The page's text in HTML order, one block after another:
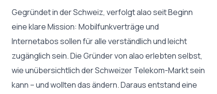
Gegründet in der Schweiz, verfolgt alao seit Beginn
eine klare Mission: Mobilfunkverträge und
Internetabos sollen für alle verständlich und leicht
zugänglich sein. Die Gründer von alao erlebten selbst,
wie unübersichtlich der Schweizer Telekom-Markt sein
kann – und wollten das ändern. Daraus entstand eine